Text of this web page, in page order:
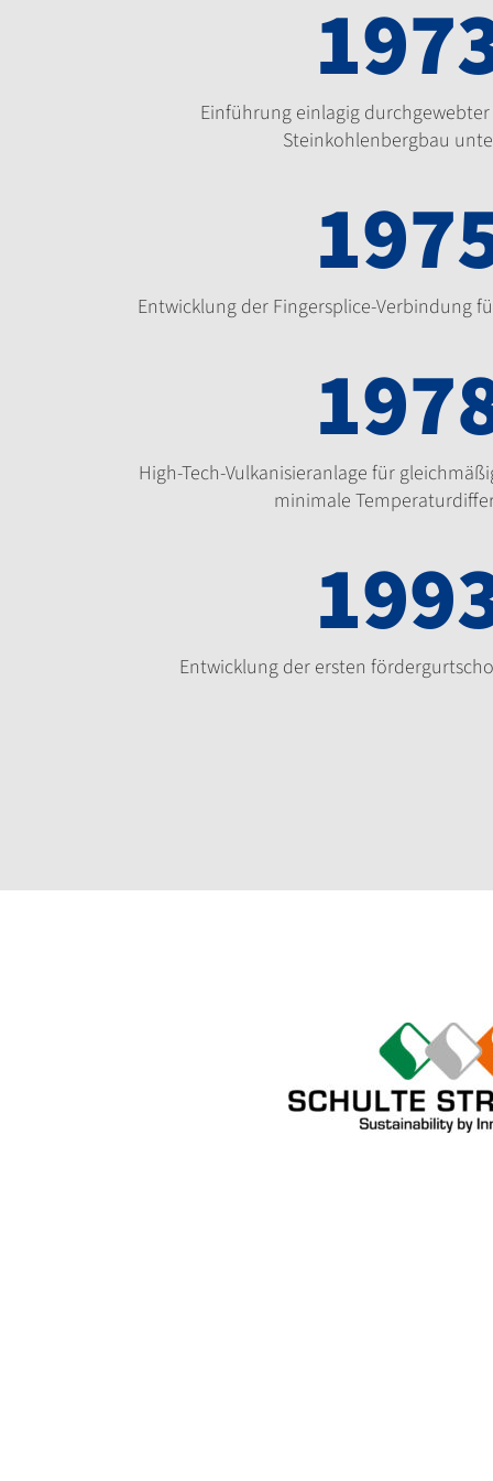
Einführung einlagig
Steinkohlenbergbau
Entwicklung der Fingersplice-Verbindung
High-Tech-Vulkanisieranlage für
minimale
Entwicklung der ersten